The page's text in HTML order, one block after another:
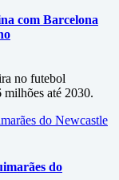
com Barcelona
no futebol
até 2030.
do